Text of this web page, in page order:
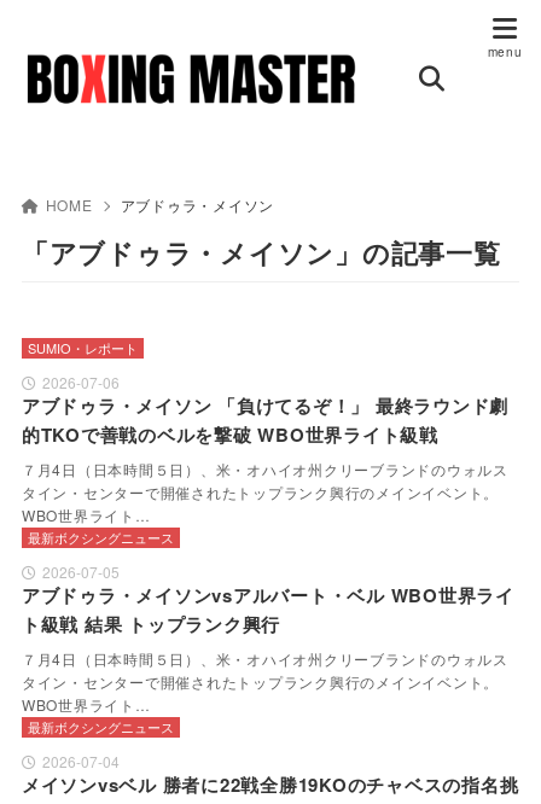
HOME アブドゥラ・メイソン
「アブドゥラ・メイソン」の記事一覧
SUMIO・レポート
2026-07-06
アブドゥラ・メイソン 「負けてるぞ！」 最終ラウンド劇
的TKOで善戦のベルを撃破 WBO世界ライト級戦
７月4日（日本時間５日）、米・オハイオ州クリーブランドのウォルス
タイン・センターで開催されたトップランク興行のメインイベント。
WBO世界ライト…
最新ボクシングニュース
2026-07-05
アブドゥラ・メイソンvsアルバート・ベル WBO世界ライ
ト級戦 結果 トップランク興行
７月4日（日本時間５日）、米・オハイオ州クリーブランドのウォルス
タイン・センターで開催されたトップランク興行のメインイベント。
WBO世界ライト…
最新ボクシングニュース
2026-07-04
メイソンvsベル 勝者に22戦全勝19KOのチャベスの指名挑